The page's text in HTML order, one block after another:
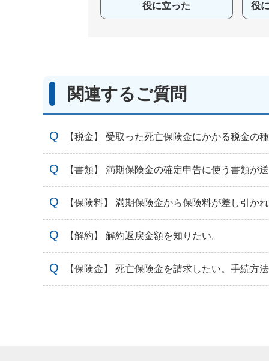
役に立った 役
関連するご質問
【税金】 受取った死亡保険金にかかる税金の
【書類】 満期保険金の確定申告に使う書類が
【保険料】 満期保険金から保険料が差し引か
【解約】 解約返戻金額を知りたい。
【保険金】 死亡保険金を請求したい。手続方